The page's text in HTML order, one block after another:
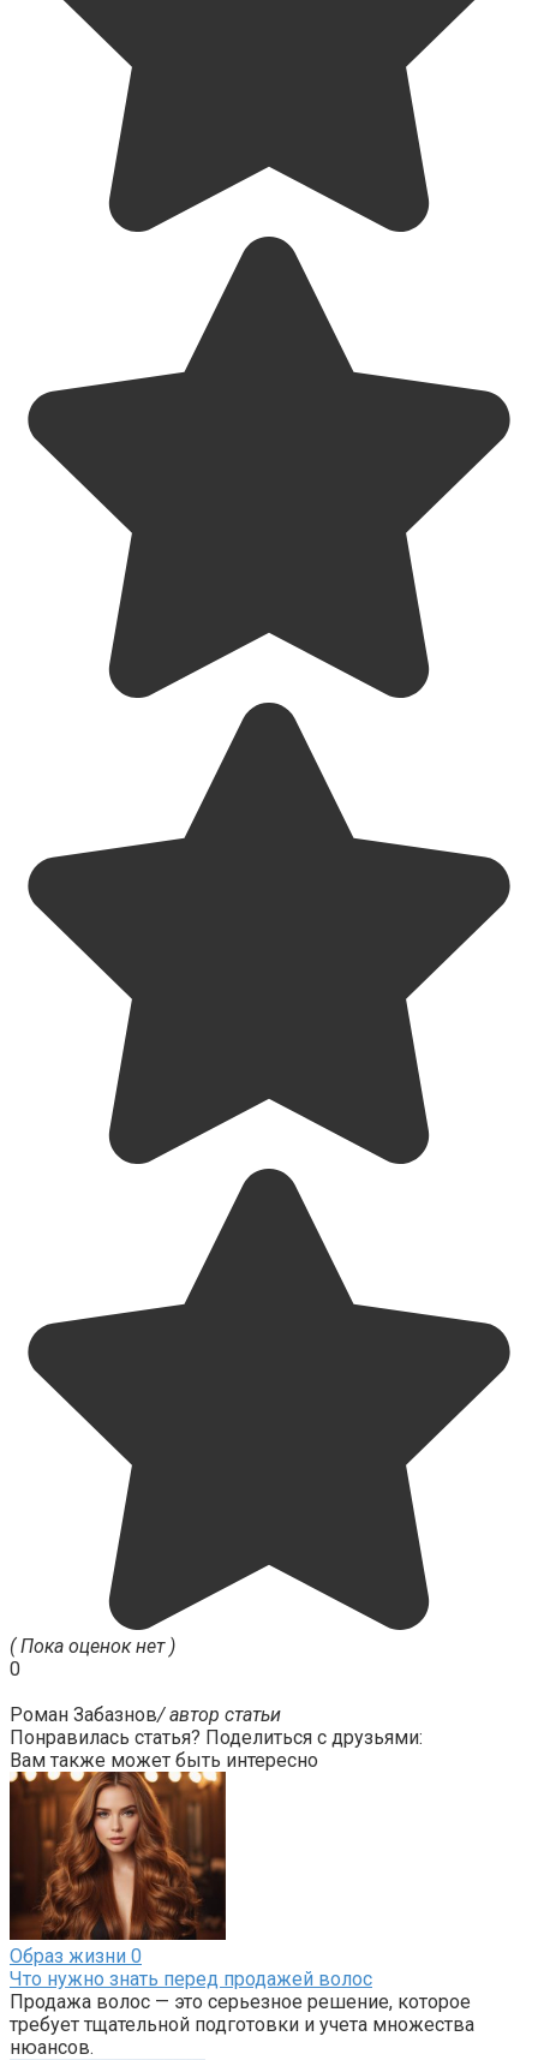
( Пока оценок нет )
0
Роман Забазнов/ автор статьи
Понравилась статья? Поделиться с друзьями:
Вам также может быть интересно
Образ жизни 0
Что нужно знать перед продажей волос
Продажа волос — это серьезное решение, которое
требует тщательной подготовки и учета множества
нюансов.